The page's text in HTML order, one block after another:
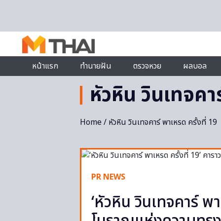
หน้าแรก
ทำนายฝัน ตรวจหวย ผลบอล
หัวหิน วินเทจค
Home/ หัวหิน วินเทจคาร์ พาเหรด ครั้งที่ 19
PR NEWS
‘หัวหิน วินเทจคาร์ พ